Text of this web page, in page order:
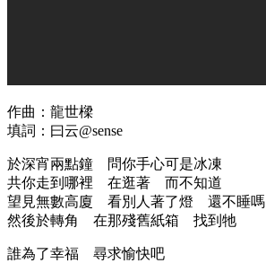
作曲：龍世樑
填詞：曰云@sense
於深宵兩點鐘 問你手心可是冰凍
共你走到哪裡 在逛著 而不知道
望見無數高廈 看別人著了燈 還不睡嗎
然後於轉角 在那殘舊紙箱 找到牠
誰為了幸福 尋求愉快吧